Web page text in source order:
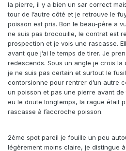
la pierre, il y a bien un sar correct
tour de l’autre côté et je retrouve le
poisson est pris. Bon le beau-père a
ne suis pas brocouille, le contrat est
prospection et je vois une rascasse.
avant que j’ai le temps de tirer. Je
redescends. Sous un angle je crois la
je ne suis pas certain et surtout le
contorsionne pour rentrer d’un autre
un poisson et pas une pierre avant de
eu le doute longtemps, la rague était
rascasse à l’accroche poisson.
2ème spot pareil je fouille un peu
légèrement moins claire, je distingue